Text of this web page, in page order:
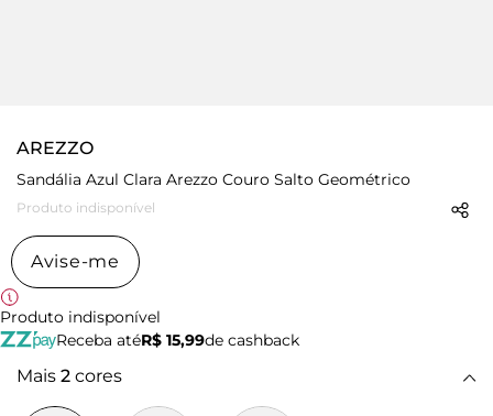
AREZZO
Sandália Azul Clara Arezzo Couro Salto Geométrico
Produto indisponível
Avise-me
Produto indisponível
Receba atéR$ 15,99de cashback
Mais 2 cores